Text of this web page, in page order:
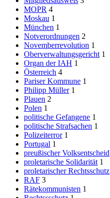
MOPR 4
Moskau 1
München 1
Notverordnungen 2
Novemberrevolution 1
Oberverwaltungsgericht 1
Organ der IAH 1
Österreich 4
Pariser Kommune 1
Philipp Müller 1
Plauen 2
Polen 1
politische Gefangene 1
politische Strafsachen 1
Polizeiterror 1
Portugal 1
preußischer Volksentscheid
proletarische Solidarität 1
proletarischer Rechtsschutz
RAF 3
Rätekommunisten 1